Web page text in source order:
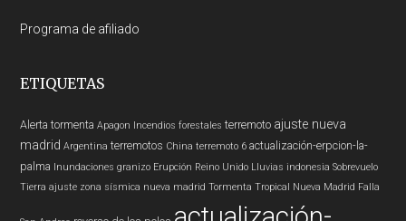
Programa de afiliado
ETIQUETAS
Alerta tormenta Apagon Incendios forestales terremoto ajuste nueva
madrid Argentina terremotos China terremoto 6 actualización-erpcion-la-
palma Inundaciones granizo Erupción Reino Unido Lluvias indonesia Sobrevuelo
Tierra ajuste zona sísmica nueva madrid Tormenta Tropical Nueva Madrid Falla